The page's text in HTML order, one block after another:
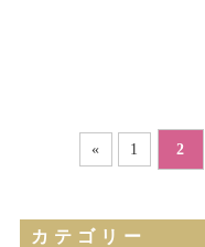
« 1 2
カテゴリー